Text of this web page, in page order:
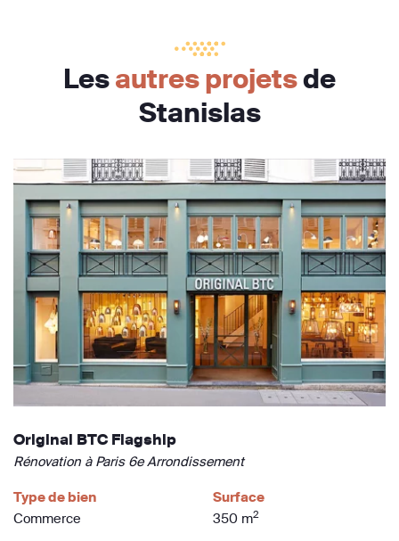
Lesautres projetsde
Stanislas
Original BTC Flagship
Rénovation à Paris 6e Arrondissement
Type de bien
Commerce
Surface
350 m2